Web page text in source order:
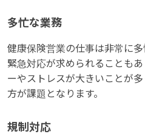
多忙な業務
健康保険営業の仕事は非常に
緊急対応が求められることも
ーやストレスが大きいことが
方が課題となります。
規制対応